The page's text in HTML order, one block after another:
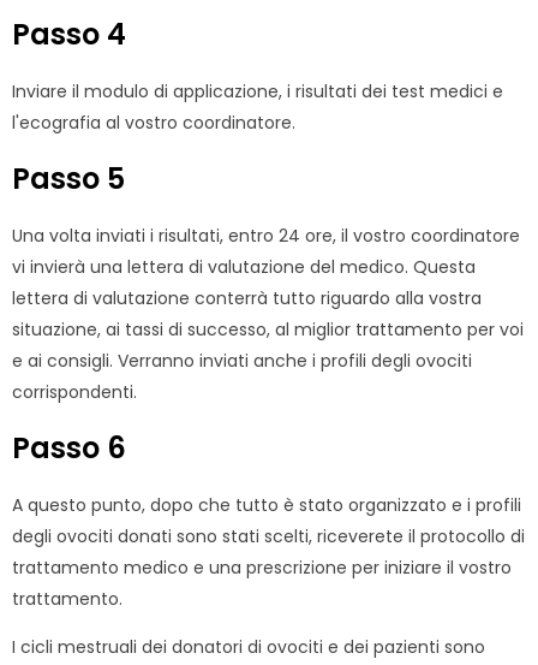
Passo 4
Inviare il modulo di applicazione, i risultati dei test medici e
l'ecografia al vostro coordinatore.
Passo 5
Una volta inviati i risultati, entro 24 ore, il vostro coordinatore
vi invierà una lettera di valutazione del medico. Questa
lettera di valutazione conterrà tutto riguardo alla vostra
situazione, ai tassi di successo, al miglior trattamento per voi
e ai consigli. Verranno inviati anche i profili degli ovociti
corrispondenti.
Passo 6
A questo punto, dopo che tutto è stato organizzato e i profili
degli ovociti donati sono stati scelti, riceverete il protocollo di
trattamento medico e una prescrizione per iniziare il vostro
trattamento.
I cicli mestruali dei donatori di ovociti e dei pazienti sono